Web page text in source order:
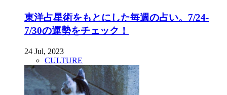
東洋占星術をもとにした毎週の占い。7/24-
7/30の運勢をチェック！
24 Jul, 2023
CULTURE